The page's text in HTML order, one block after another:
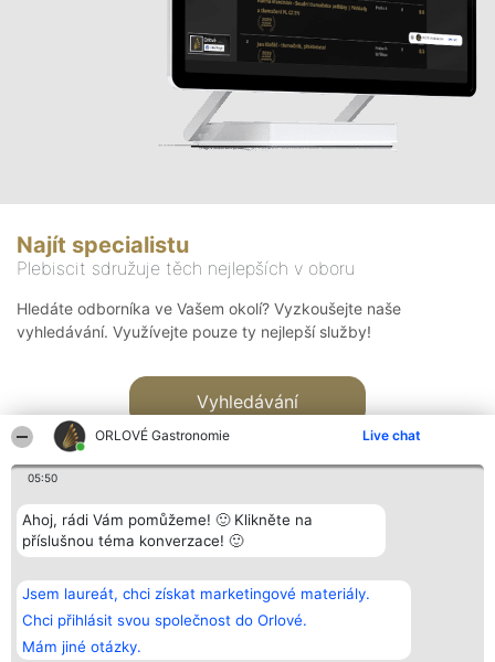
ORLOVÉ Gastronomie Live chat
05:50
Ahoj, rádi Vám pomůžeme! 🙂 Klikněte na
příslušnou téma konverzace! 🙂
Jsem laureát, chci získat marketingové materiály.
Chci přihlásit svou společnost do Orlové.
Mám jiné otázky.
Najít specialistu
Plebiscit sdružuje těch nejlepších v oboru
Hledáte odborníka ve Vašem okolí? Vyzkoušejte naše
vyhledávání. Využívejte pouze ty nejlepší služby!
Vyhledávání
Bright Side Solutions sp. z o.
o. sp. k.
ul. Ruska 22
Wrocław 50-079
KRS 0000749100 | Regon
Vítězové
Seznam všech
laureátů
Zásady
Kontakt